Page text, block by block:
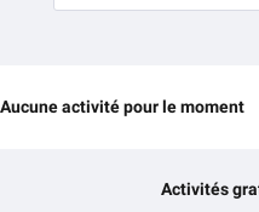
Aucune activité pour le moment
Activités